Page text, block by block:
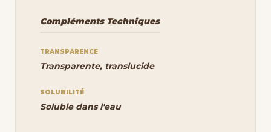
Compléments Techniques
TRANSPARENCE
Transparente, translucide
SOLUBILITÉ
Soluble dans l'eau